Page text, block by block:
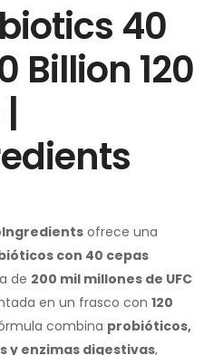
40
Billion 120
ofrece una
con 40 cepas
de 200 mil millones de UFC
en un frasco con 120
combina probióticos,
y enzimas digestivas,